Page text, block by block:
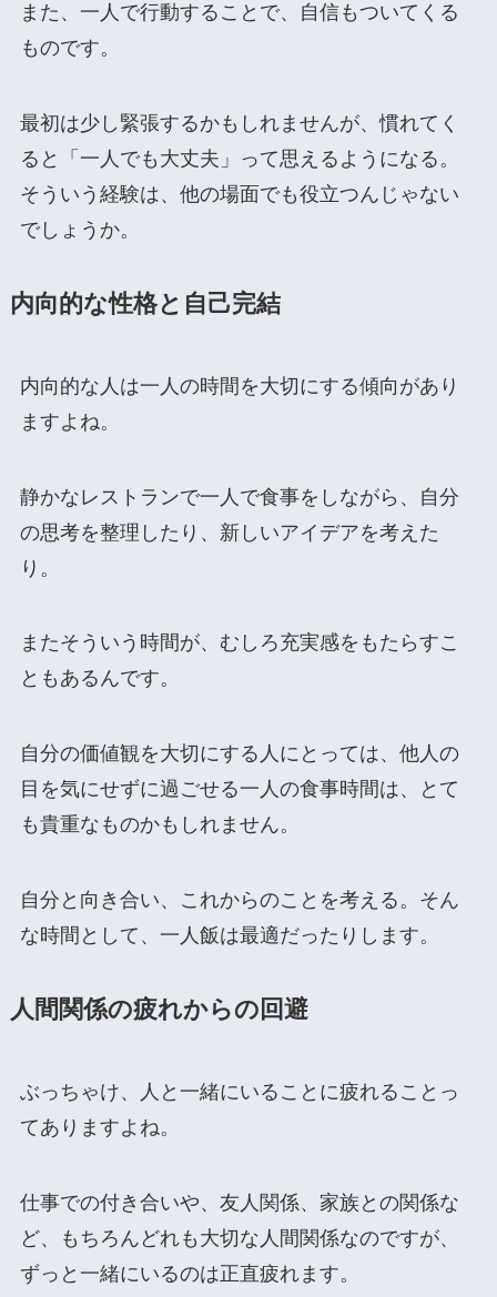
また、一人で行動することで、自信もついてくる
ものです。
最初は少し緊張するかもしれませんが、慣れてく
ると「一人でも大丈夫」って思えるようになる。
そういう経験は、他の場面でも役立つんじゃない
でしょうか。
内向的な性格と自己完結
内向的な人は一人の時間を大切にする傾向があり
ますよね。
静かなレストランで一人で食事をしながら、自分
の思考を整理したり、新しいアイデアを考えた
り。
またそういう時間が、むしろ充実感をもたらすこ
ともあるんです。
自分の価値観を大切にする人にとっては、他人の
目を気にせずに過ごせる一人の食事時間は、とて
も貴重なものかもしれません。
自分と向き合い、これからのことを考える。そん
な時間として、一人飯は最適だったりします。
人間関係の疲れからの回避
ぶっちゃけ、人と一緒にいることに疲れることっ
てありますよね。
仕事での付き合いや、友人関係、家族との関係な
ど、もちろんどれも大切な人間関係なのですが、
ずっと一緒にいるのは正直疲れます。